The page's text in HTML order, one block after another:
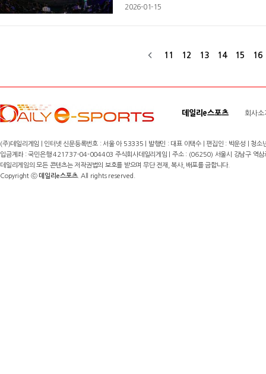
픽 킥오프는 오는 22일부터 2월 15일까지
2026-01-15
11 12 13 14 15 16
데일리e스포츠 회사소
(주)데일리게임 | 인터넷 신문등록번호 : 서울 아 53335 | 발행인 : 대표 이택수 | 편집인 : 박운성 |
입금계좌 : 국민은행 421737-04-004403 주식회사데일리게임 | 주소 : (06250) 서울시 강남구
데일리게임의 모든 콘텐츠는 저작권법의 보호를 받으며 무단 전재, 복사, 배포를 금합니다.
Copyright ⓒ데일리e스포츠. All rights reserved.